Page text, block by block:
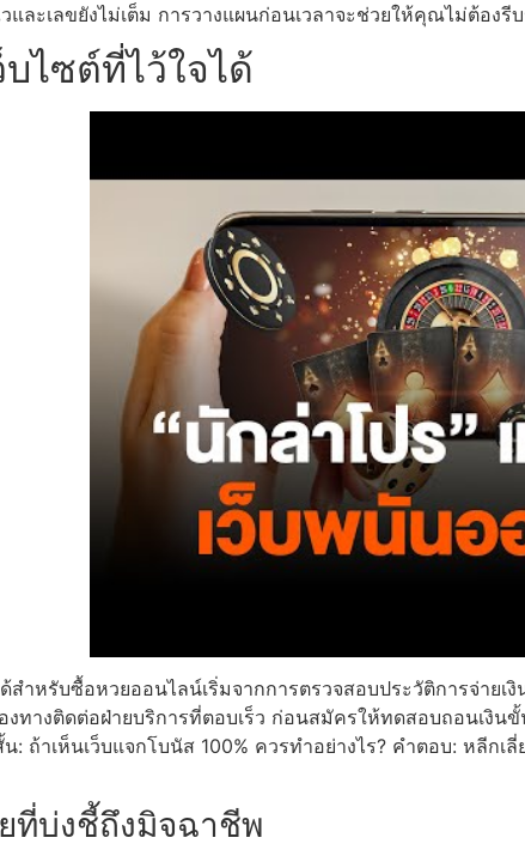
และเลขยังไม่เต็ม การวางแผนก่อนเวลาจะช่วยให้คุณไม่ต้อง
ไซต์ที่ไว้ใจได้
สำหรับซื้อหวยออนไลน์เริ่มจากการตรวจสอบประวัติการจ่าย
งทางติดต่อฝ่ายบริการที่ตอบเร็ว ก่อนสมัครให้ทดสอบถอนเงิน
: ถ้าเห็นเว็บแจกโบนัส 100% ควรทำอย่างไร? คำตอบ: หลีกเ
บ่งชี้ถึงมิจฉาชีพ